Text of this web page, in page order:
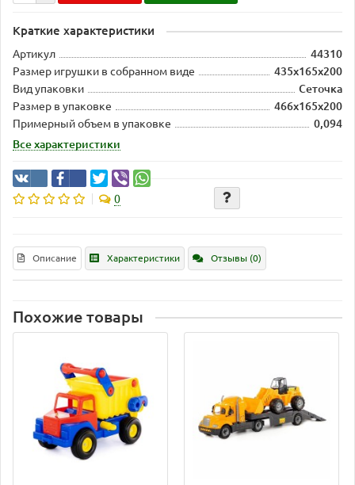
Краткие характеристики
Артикул
44310
Размер игрушки в собранном виде
435х165х200
Вид упаковки
Сеточка
Размер в упаковке
466х165х200
Примерный объем в упаковке
0,094
Все характеристики
0
Описание Характеристики Отзывы (0)
Похожие товары